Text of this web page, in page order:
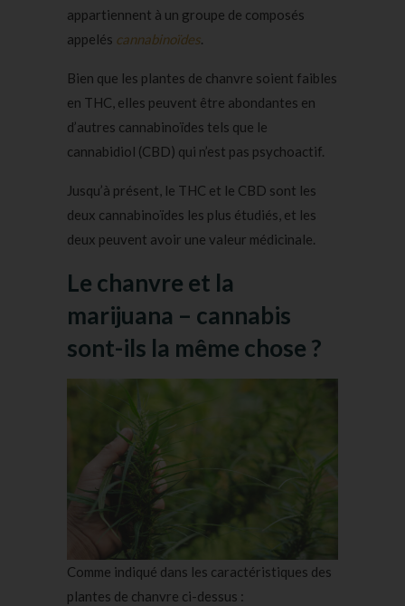
appartiennent à un groupe de composés
appelés cannabinoïdes.
Bien que les plantes de chanvre soient faibles
en THC, elles peuvent être abondantes en
d’autres cannabinoïdes tels que le
cannabidiol (CBD) qui n’est pas psychoactif.
Jusqu’à présent, le THC et le CBD sont les
deux cannabinoïdes les plus étudiés, et les
deux peuvent avoir une valeur médicinale.
Le chanvre et la
marijuana – cannabis
sont-ils la même chose ?
Comme indiqué dans les caractéristiques des
plantes de chanvre ci-dessus :